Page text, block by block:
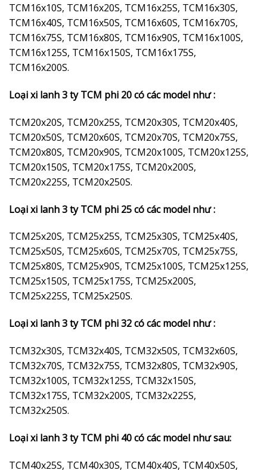
TCM16x10S, TCM16x20S, TCM16x25S, TCM16x30S,
TCM16x40S, TCM16x50S, TCM16x60S, TCM16x70S,
TCM16x75S, TCM16x80S, TCM16x90S, TCM16x100S,
TCM16x125S, TCM16x150S, TCM16x175S,
TCM16x200S.
Loại xi lanh 3 ty TCM phi 20 có các model như :
TCM20x20S, TCM20x25S, TCM20x30S, TCM20x40S,
TCM20x50S, TCM20x60S, TCM20x70S, TCM20x75S,
TCM20x80S, TCM20x90S, TCM20x100S, TCM20x125S,
TCM20x150S, TCM20x175S, TCM20x200S,
TCM20x225S, TCM20x250S.
Loại xi lanh 3 ty TCM phi 25 có các model như :
TCM25x20S, TCM25x25S, TCM25x30S, TCM25x40S,
TCM25x50S, TCM25x60S, TCM25x70S, TCM25x75S,
TCM25x80S, TCM25x90S, TCM25x100S, TCM25x125S,
TCM25x150S, TCM25x175S, TCM25x200S,
TCM25x225S, TCM25x250S.
Loại xi lanh 3 ty TCM phi 32 có các model như :
TCM32x30S, TCM32x40S, TCM32x50S, TCM32x60S,
TCM32x70S, TCM32x75S, TCM32x80S, TCM32x90S,
TCM32x100S, TCM32x125S, TCM32x150S,
TCM32x175S, TCM32x200S, TCM32x225S,
TCM32x250S.
Loại xi lanh 3 ty TCM phi 40 có các model như sau:
TCM40x25S, TCM40x30S, TCM40x40S, TCM40x50S,